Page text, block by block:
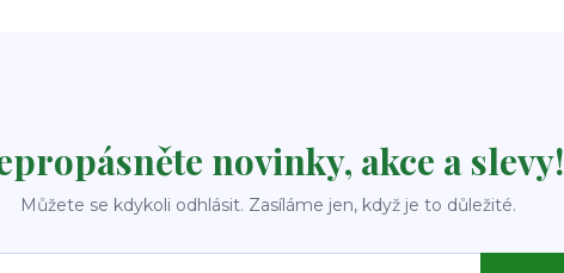
novinky, akce a slevy!
Můžete se kdykoli odhlásit. Zasíláme jen, když je to důležité.